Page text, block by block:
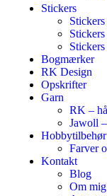
Stickers
Bogmærker
RK Design
Opskrifter
Garn
RK –
Jawoll
Hobbytilbehør
Farver
Kontakt
Blog
Om mig